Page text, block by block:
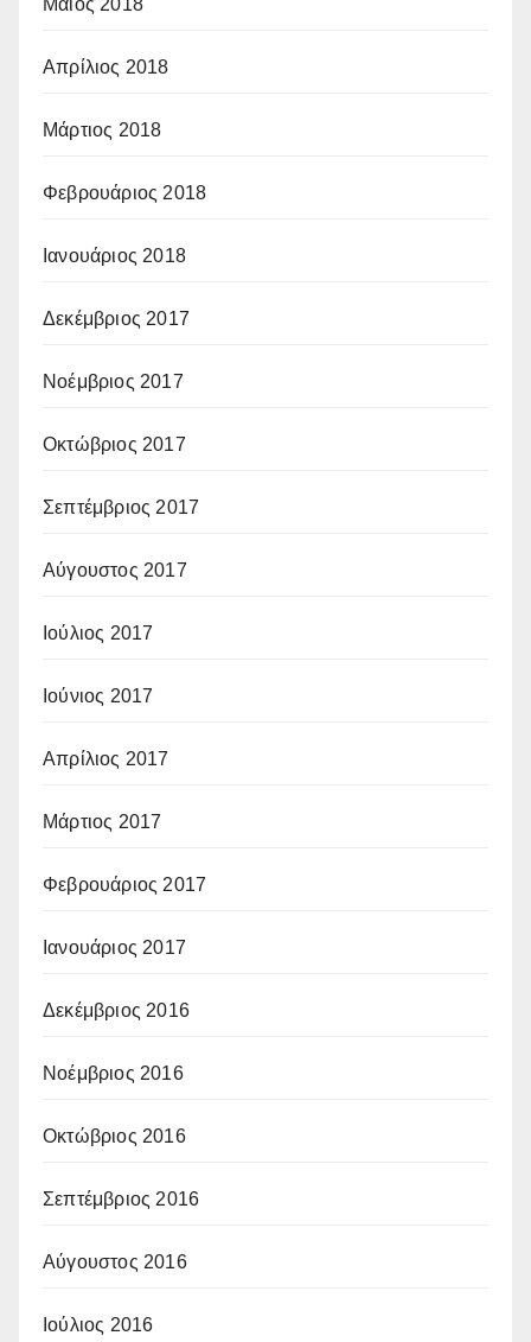
Απρίλιος 2018
Μάρτιος 2018
Φεβρουάριος 2018
Ιανουάριος 2018
Δεκέμβριος 2017
Νοέμβριος 2017
Οκτώβριος 2017
Σεπτέμβριος 2017
Αύγουστος 2017
Ιούλιος 2017
Ιούνιος 2017
Απρίλιος 2017
Μάρτιος 2017
Φεβρουάριος 2017
Ιανουάριος 2017
Δεκέμβριος 2016
Νοέμβριος 2016
Οκτώβριος 2016
Σεπτέμβριος 2016
Αύγουστος 2016
Ιούλιος 2016